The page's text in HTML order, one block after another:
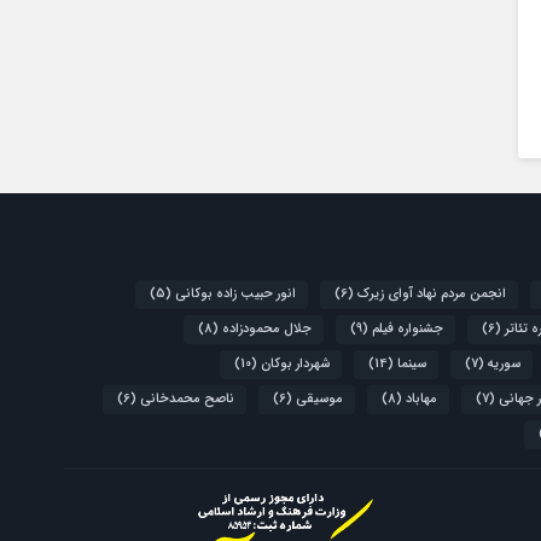
انجمن مردم نهاد آوای زیرک (6) انور حبیب زاده بوکانی (5)
تئاتر (6) جشنواره فیلم (9) جلال محمودزاده (8)
سوریه (7) سینما (14) شهردار بوکان (10)
جهانی (7) مهاباد (8) موسیقی (6) ناصح محمدخانی (6)